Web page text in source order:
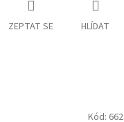
ZEPTAT SE HLÍDAT
Kód: 662